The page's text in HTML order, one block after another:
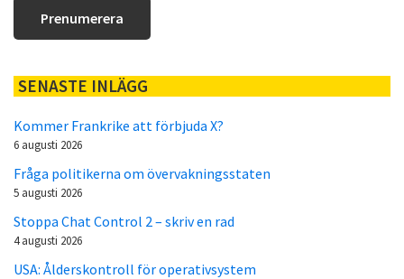
SENASTE INLÄGG
Kommer Frankrike att förbjuda X?
6 augusti 2026
Fråga politikerna om övervakningsstaten
5 augusti 2026
Stoppa Chat Control 2 – skriv en rad
4 augusti 2026
USA: Ålderskontroll för operativsystem